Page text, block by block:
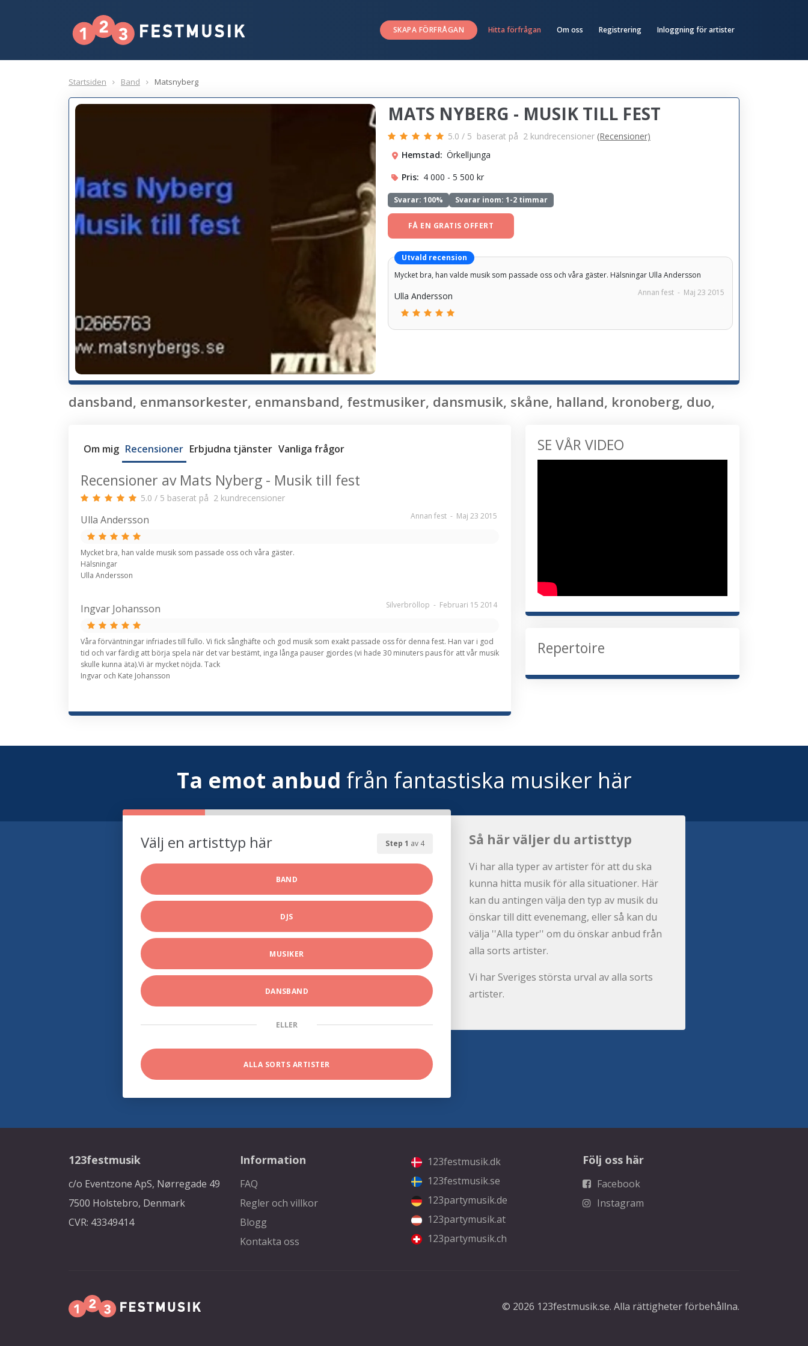
SKAPA FÖRFRÅGAN Hitta förfrågan Om oss Registrering Inloggning för artister
Startsiden Band Matsnyberg
MATS NYBERG - MUSIK TILL FEST
5.0 / 5 baserat på 2 kundrecensioner (Recensioner)
Hemstad: Örkelljunga
Pris: 4 000 - 5 500 kr
Svarar: 100% Svarar inom: 1-2 timmar
FÅ EN GRATIS OFFERT
Utvald recension
Mycket bra, han valde musik som passade oss och våra gäster. Hälsningar Ulla Andersson
Ulla Andersson Annan fest - Maj 23 2015
dansband, enmansorkester, enmansband, festmusiker, dansmusik, skåne, halland, kronoberg, duo,
Om mig Recensioner Erbjudna tjänster Vanliga frågor
Recensioner av Mats Nyberg - Musik till fest
5.0 / 5 baserat på 2 kundrecensioner
Ulla Andersson Annan fest - Maj 23 2015
Mycket bra, han valde musik som passade oss och våra gäster.
Hälsningar
Ulla Andersson
Ingvar Johansson Silverbröllop - Februari 15 2014
Våra förväntningar infriades till fullo. Vi fick sånghäfte och god musik som exakt passade oss för denna fest. Han var i god
tid och var färdig att börja spela när det var bestämt, inga långa pauser gjordes (vi hade 30 minuters paus för att vår musik
skulle kunna äta).Vi är mycket nöjda. Tack
Ingvar och Kate Johansson
SE VÅR VIDEO
Repertoire
Ta emot anbud från fantastiska musiker här
Step 1 av 4
Välj en artisttyp här
BAND
DJS
MUSIKER
DANSBAND
ELLER
ALLA SORTS ARTISTER
Så här väljer du artisttyp
Vi har alla typer av artister för att du ska
kunna hitta musik för alla situationer. Här
kan du antingen välja den typ av musik du
önskar till ditt evenemang, eller så kan du
välja ''Alla typer'' om du önskar anbud från
alla sorts artister.
Vi har Sveriges största urval av alla sorts
artister.
123festmusik
c/o Eventzone ApS, Nørregade 49
7500 Holstebro, Denmark
CVR: 43349414
Information
FAQ
Regler och villkor
Blogg
Kontakta oss
123festmusik.dk
123festmusik.se
123partymusik.de
123partymusik.at
123partymusik.ch
Följ oss här
Facebook
Instagram
© 2026 123festmusik.se. Alla rättigheter förbehållna.